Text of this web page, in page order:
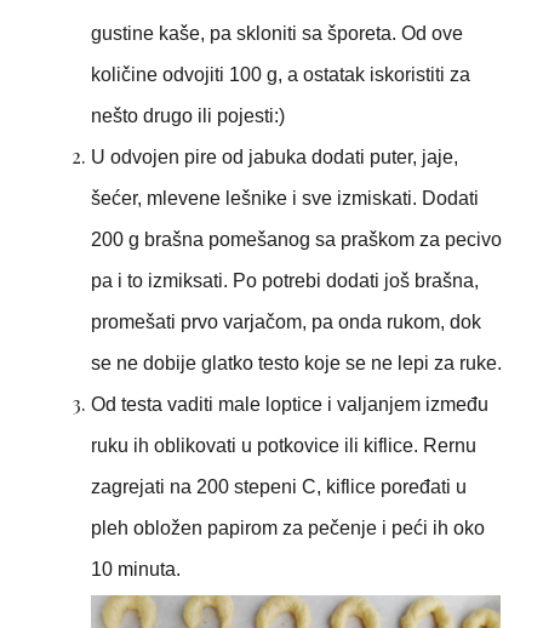
gustine kaše, pa skloniti sa šporeta. Od ove
količine odvojiti 100 g, a ostatak iskoristiti za
nešto drugo ili pojesti:)
U odvojen pire od jabuka dodati puter, jaje,
šećer, mlevene lešnike i sve izmiskati. Dodati
200 g brašna pomešanog sa praškom za pecivo
pa i to izmiksati. Po potrebi dodati još brašna,
promešati prvo varjačom, pa onda rukom, dok
se ne dobije glatko testo koje se ne lepi za ruke.
Od testa vaditi male loptice i valjanjem između
ruku ih oblikovati u potkovice ili kiflice. Rernu
zagrejati na 200 stepeni C, kiflice poređati u
pleh obložen papirom za pečenje i peći ih oko
10 minuta.